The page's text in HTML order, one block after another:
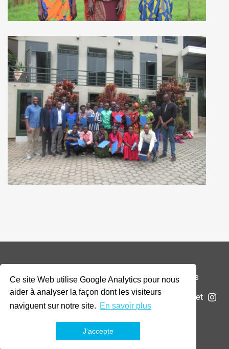
Ce site Web utilise Google Analytics pour nous
aider à analyser la façon dont les visiteurs
naviguent sur notre site. En savoir plus
J'accepte
© 2026 Addax & Oryx Foundation —Mentions légales
La Fondation Projets Actualités Soumettre un projet